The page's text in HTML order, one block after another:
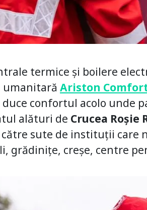
termice și boilere
umanitară Ariston
confortul acolo unde
alături de Crucea Roșie
sute de instituții care
grădinițe, creșe, centre